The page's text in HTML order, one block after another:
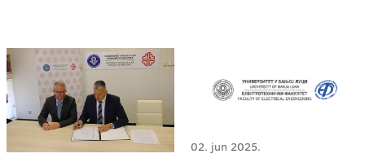
02. jun 2025.